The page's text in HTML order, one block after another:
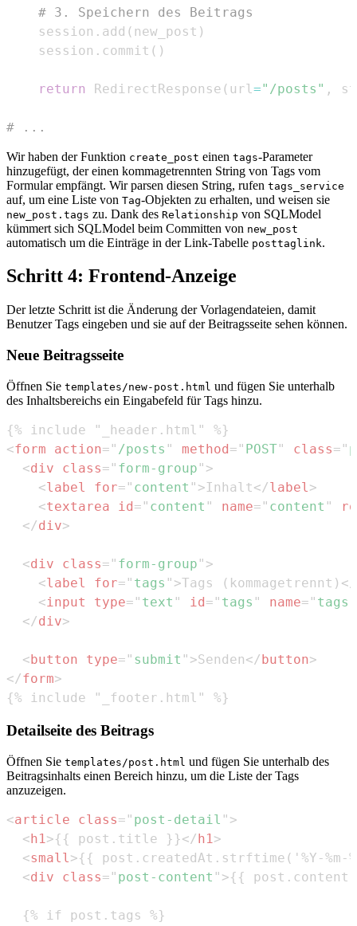
# 3. Speichern des Beitrags
    session
. add ( new_post )
    session
. commit ( )
return RedirectResponse ( url ="/posts" ,
# ...
Wir haben der Funktion create_post einen tags-Parameter
hinzugefügt, der einen kommagetrennten String von Tags vom
Formular empfängt. Wir parsen diesen String, rufen tags_service
auf, um eine Liste von Tag-Objekten zu erhalten, und weisen sie
new_post.tags zu. Dank des Relationship von SQLModel
kümmert sich SQLModel beim Committen von new_post
automatisch um die Einträge in der Link-Tabelle posttaglink.
Schritt 4: Frontend-Anzeige
Der letzte Schritt ist die Änderung der Vorlagendateien, damit
Benutzer Tags eingeben und sie auf der Beitragsseite sehen können.
Neue Beitragsseite
Öffnen Sie templates/new-post.html und fügen Sie unterhalb
des Inhaltsbereichs ein Eingabefeld für Tags hinzu.
<form action= " /posts " method= " POST" class= "
<div class= " form-group " >
<label for= " content " >Inhalt</label >
<textarea id= " content " name= " content "
</div>
<div class= " form-group " >
<label for= " tags " >Tags (kommagetrennt) </
<input type= " text " id= " tags " name= " tags
</div>
<button type= " submit " >Senden</button>
</form>
{% include "_footer.html" %}
Detailseite des Beitrags
Öffnen Sie templates/post.html und fügen Sie unterhalb des
Beitragsinhalts einen Bereich hinzu, um die Liste der Tags
anzuzeigen.
<article class= " post-detail " >
< h1>{{ post.title }}</ h1>
<small>{{ post.createdAt.strftime('%Y-
<div class= " post-content " >{{